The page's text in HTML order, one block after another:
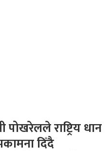
पोखरेलले राष्ट्रिय धान
दिँदै